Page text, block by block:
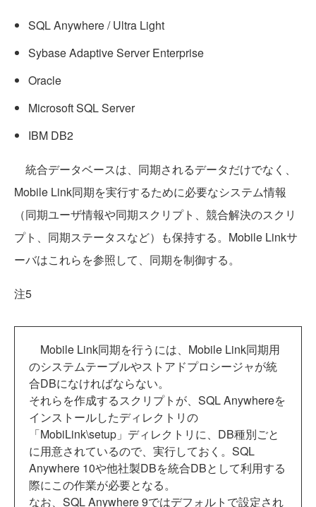
SQL Anywhere / Ultra Light
Sybase Adaptive Server Enterprise
Oracle
Microsoft SQL Server
IBM DB2
統合データベースは、同期されるデータだけでなく、
Mobile Link同期を実行するために必要なシステム情報
（同期ユーザ情報や同期スクリプト、競合解決のスクリ
プト、同期ステータスなど）も保持する。Mobile Linkサ
ーバはこれらを参照して、同期を制御する。
注5
Mobile Link同期を行うには、Mobile Link同期用
のシステムテーブルやストアドプロシージャが統
合DBになければならない。
それらを作成するスクリプトが、SQL Anywhereを
インストールしたディレクトリの
「MobiLink\setup」ディレクトリに、DB種別ごと
に用意されているので、実行しておく。SQL
Anywhere 10や他社製DBを統合DBとして利用する
際にこの作業が必要となる。
なお、SQL Anywhere 9ではデフォルトで設定され